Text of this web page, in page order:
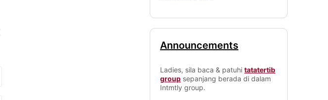
Announcements
Ladies, sila baca & patuhi tatatertib
group sepanjang berada di dalam
Intmtly group.